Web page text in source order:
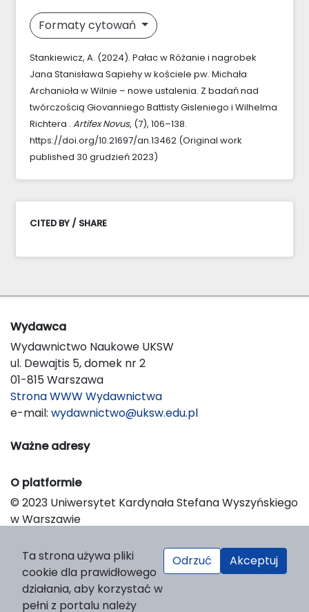
Formaty cytowań
Stankiewicz, A. (2024). Pałac w Różanie i nagrobek
Jana Stanisława Sapiehy w kościele pw. Michała
Archanioła w Wilnie – nowe ustalenia. Z badań nad
twórczością Giovanniego Battisty Gisleniego i Wilhelma
Richtera . Artifex Novus, (7), 106–138.
https://doi.org/10.21697/an.13462 (Original work
published 30 grudzień 2023)
CITED BY / SHARE
Wydawca
Wydawnictwo Naukowe UKSW
ul. Dewajtis 5, domek nr 2
01-815 Warszawa
Strona WWW Wydawnictwa
e-mail: wydawnictwo@uksw.edu.pl
Ważne adresy
O platformie
© 2023 Uniwersytet Kardynała Stefana Wyszyńskiego
w Warszawie
Platform & Workflow by OJS/PKP
Ta strona używa pliki
cookie dla prawidłowego
działania, aby korzystać w
pełni z portalu należy
Odrzuć Akceptuj